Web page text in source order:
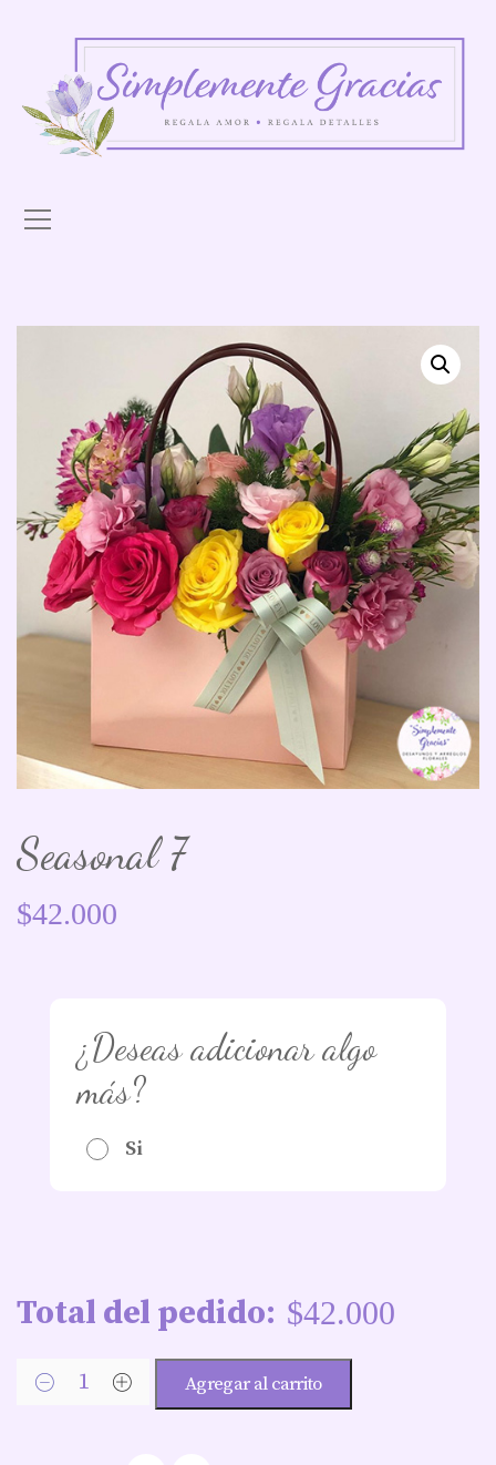
Seasonal 7
$42.000
¿Deseas adicionar algo
más?
Si
Total del pedido: $42.000
Agregar al carrito